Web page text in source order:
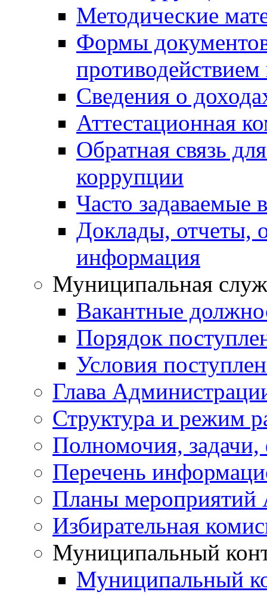
Методические
Формы
Сведения о
Аттестационная
Обратная связь
коррупции
Часто задаваемые
Доклады, отчеты,
информация
Муниципальная
Вакантные
Порядок
Условия
Глава
Структура и режим
Полномочия,
Перечень
Планы мероприятий
Избирательная
Муниципальный
Муниципальный